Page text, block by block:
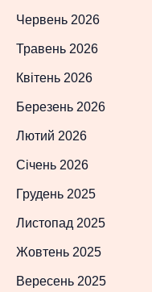
Червень 2026
Травень 2026
Квітень 2026
Березень 2026
Лютий 2026
Січень 2026
Грудень 2025
Листопад 2025
Жовтень 2025
Вересень 2025